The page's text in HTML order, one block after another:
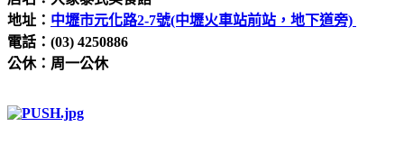
地址： 中壢市元化路2-7號(中壢火車站前站，地下道旁) ‎
電話：(03) 4250886
公休：周一公休